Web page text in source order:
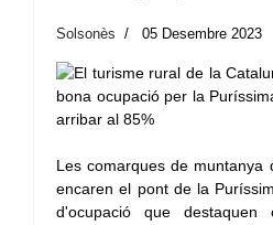
Solsonès 05 Desembre 2023
Les comarques de muntanya
encaren el pont de la
d'ocupació que